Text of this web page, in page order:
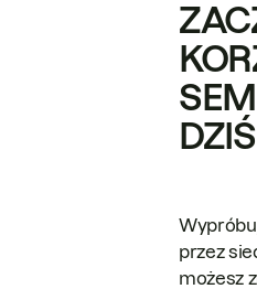
DZIŚ
przez
możesz